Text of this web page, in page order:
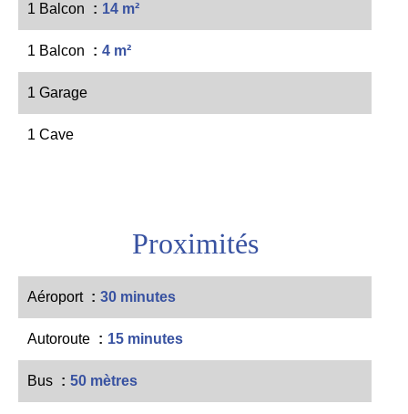
1 Balcon 14 m²
1 Balcon 4 m²
1 Garage
1 Cave
Proximités
Aéroport 30 minutes
Autoroute 15 minutes
Bus 50 mètres